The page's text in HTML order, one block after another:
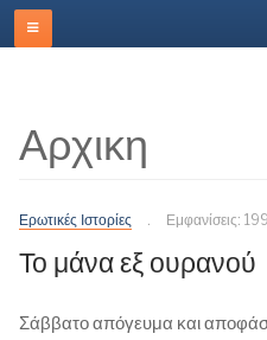
Αρχικη
Ερωτικές Ιστορίες Εμφανίσεις:
Το μάνα εξ ουρανού
Σάββατο απόγευμα και